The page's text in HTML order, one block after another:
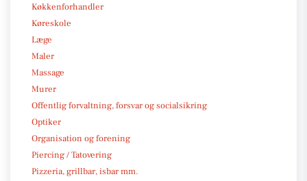
Køkkenforhandler
Køreskole
Læge
Maler
Massage
Murer
Offentlig forvaltning, forsvar og socialsikring
Optiker
Organisation og forening
Piercing / Tatovering
Pizzeria, grillbar, isbar mm.